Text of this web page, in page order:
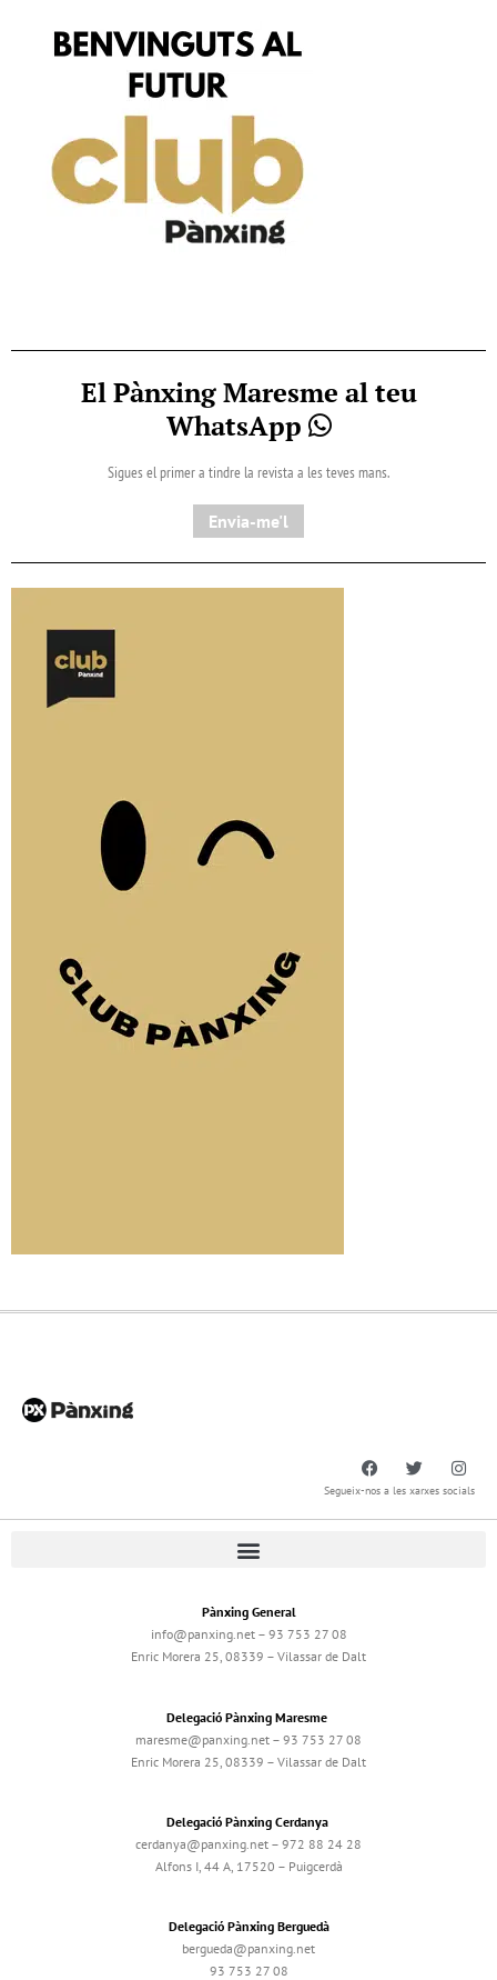
El Pànxing Maresme al teu
WhatsApp
Sigues el primer a tindre la revista a les teves mans.
Envia-me'l
Segueix-nos a les xarxes socials
Pànxing General
info@panxing.net – 93 753 27 08
Enric Morera 25, 08339 – Vilassar de Dalt
Delegació Pànxing Maresme
maresme@panxing.net – 93 753 27 08
Enric Morera 25, 08339 – Vilassar de Dalt
Delegació Pànxing Cerdanya
cerdanya@panxing.net – 972 88 24 28
Alfons I, 44 A, 17520 – Puigcerdà
Delegació Pànxing Berguedà
bergueda@panxing.net
93 753 27 08